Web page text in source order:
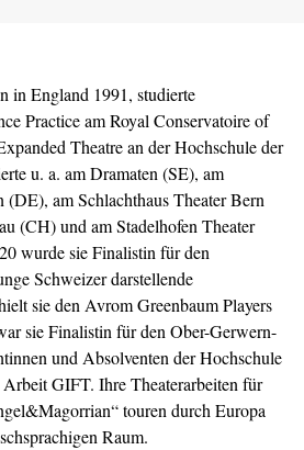
in England 1991, studierte
Practice am Royal Conservatoire of
Theatre an der Hochschule der
u. a. am Dramaten (SE), am
(DE), am Schlachthaus Theater Bern
(CH) und am Stadelhofen Theater
wurde sie Finalistin für den
Schweizer darstellende
sie den Avrom Greenbaum Players
sie Finalistin für den Ober-Gerwern-
und Absolventen der Hochschule
GIFT. Ihre Theaterarbeiten für
touren durch Europa
Raum.